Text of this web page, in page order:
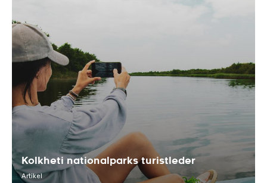
Kolkheti nationalparks turistleder
Artikel